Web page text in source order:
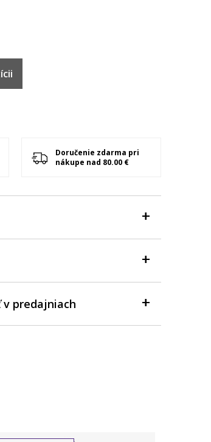
Doručenie zdarma pri
nákupe nad 80.00 €
predajniach